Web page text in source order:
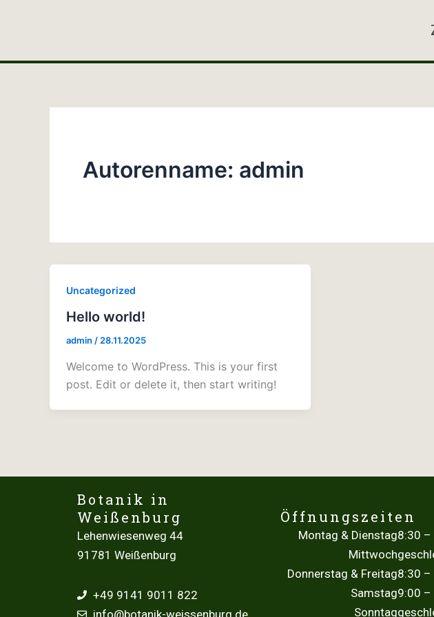
Autorenname: admin
Uncategorized
Hello world!
admin / 28.11.2025
Welcome to WordPress. This is your first
post. Edit or delete it, then start writing!
Botanik in
Weißenburg
Lehenwiesenweg 44
91781 Weißenburg
+49 9141 9011 822
info@botanik-weissenburg.de
Öffnungszeiten
Montag & Dienstag
Mittwoch
Donnerstag & Freitag
Samstag
Sonntag
8:30 –
8:30 –
9:00 –